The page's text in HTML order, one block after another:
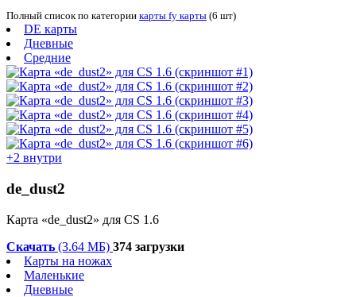
Полный список по категории карты fy карты (6 шт)
DE карты
Дневные
Средние
+2 внутри
de_dust2
Карта «de_dust2» для CS 1.6
Скачать (3.64 МБ) 374 загрузки
Карты на ножах
Маленькие
Дневные